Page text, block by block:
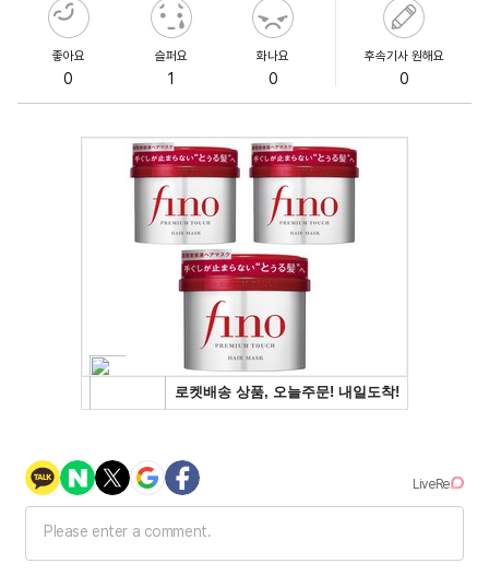
좋아요
0
슬퍼요
1
화나요
0
후속기사 원해요
0